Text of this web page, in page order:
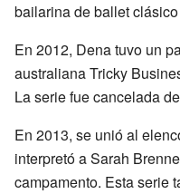
bailarina de ballet
En 2012, Dena tuvo un
australiana Tricky
La serie fue cancelada
En 2013, se unió al
interpretó a Sarah
campamento. Esta serie